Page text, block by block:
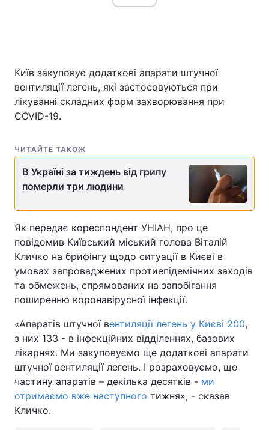
Київ закуповує додаткові апарати штучної
вентиляції легень, які застосовуються при
лікуванні складних форм захворювання при
COVID-19.
ЧИТАЙТЕ ТАКОЖ
В Україні за тиждень від грипу
померли три людини
Як передає кореспондент УНІАН, про це
повідомив Київський міський голова Віталій
Кличко на брифінгу щодо ситуації в Києві в
умовах запроваджених протиепідемічних заходів
та обмежень, спрямованих на запобігання
поширенню коронавірусної інфекції.
«Апаратів штучної вентиляції легень у Києві 200,
з них 133 - в інфекційних відділеннях, базових
лікарнях. Ми закуповуємо ще додаткові апарати
штучної вентиляції легень. І розраховуємо, що
частину апаратів – декілька десятків - ми
отримаємо вже наступного тижня», - сказав
Кличко.